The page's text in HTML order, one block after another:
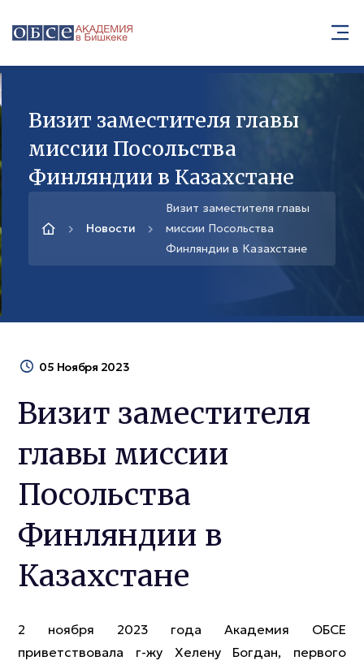
Визит заместителя главы
миссии Посольства
Финляндии в Казахстане
Новости
Визит заместителя главы
миссии Посольства
Финляндии в Казахстане
05 Ноября 2023
Визит заместителя
главы миссии
Посольства
Финляндии в
Казахстане
2 ноября 2023 года Академия ОБСЕ
приветствовала г-жу Хелену Богдан, первого